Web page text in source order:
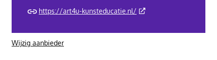
https://art4u-kunsteducatie.nl/ (Deze link gaat naar een
Wijzig aanbieder